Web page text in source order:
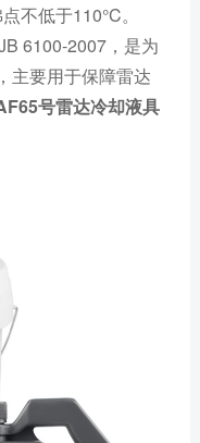
不低于110°C。
6100-2007，是为
主要用于保障雷达
号雷达冷却液具